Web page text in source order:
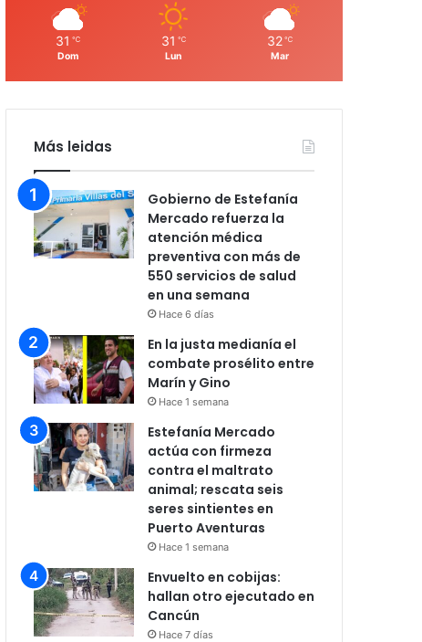
31 ℃
Dom
31 ℃
Lun
32 ℃
Mar
Más leidas
Gobierno de Estefanía
Mercado refuerza la
atención médica
preventiva con más de
550 servicios de salud
en una semana
Hace 6 días
En la justa medianía el
combate prosélito entre
Marín y Gino
Hace 1 semana
Estefanía Mercado
actúa con firmeza
contra el maltrato
animal; rescata seis
seres sintientes en
Puerto Aventuras
Hace 1 semana
Envuelto en cobijas:
hallan otro ejecutado en
Cancún
Hace 7 días